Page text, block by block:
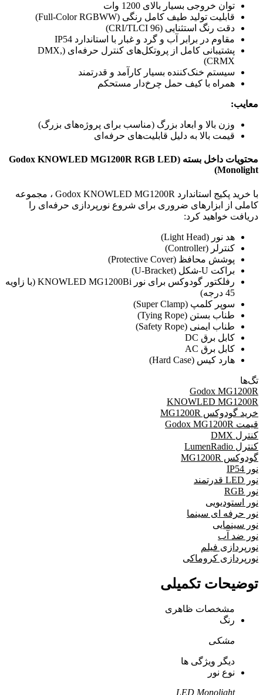
توان خروجی بسیار بالای 1200 وات
قابلیت تولید طیف کامل رنگی (Full-Color RGBWW)
دقت رنگ استثنایی (CRI/TLCI 96)
مقاوم در برابر آب و گرد و غبار با استاندارد IP54
پشتیبانی کامل از پروتکل‌های کنترل حرفه‌ای (DMX,
CRMX)
سیستم خنک‌کننده بسیار کارآمد و قدرتمند
همراه با کیف حمل چرخ‌دار مستحکم
معایب:
وزن بالا و ابعاد بزرگ (مناسب برای پروژه‌های بزرگ)
قیمت بالا به دلیل قابلیت‌های حرفه‌ای
محتویات داخل بسته (Godox KNOWLED MG1200R RGB LED
Monolight)
با خرید پکیج استاندارد Godox KNOWLED MG1200R ، مجموعه
کاملی از ابزارهای ضروری برای شروع نورپردازی حرفه‌ای را
دریافت خواهید کرد:
هد نور (Light Head)
کنترلر (Controller)
پوشش محافظ (Protective Cover)
براکت U-شکل (U-Bracket)
رفلکتور گودوکس برای نور KNOWLED MG1200Bi (با زاویه
45 درجه)
سوپر کلمپ (Super Clamp)
طناب بستن (Tying Rope)
طناب ایمنی (Safety Rope)
کابل برق DC
کابل برق AC
هارد کیس (Hard Case)
تگ‌ها
Godox MG1200R
KNOWLED MG1200R
خرید گودوکس MG1200R
قیمت Godox MG1200R
کنترل DMX
کنترل LumenRadio
گودوکس MG1200R
نور IP54
نور LED قدرتمند
نور RGB
نور استودیویی
نور حرفه ای سینما
نور سینمایی
نور ضد آب
نورپردازی فیلم
نورپردازی کروماکی
توضیحات تکمیلی
مشخصات ظاهری
رنگ
مشکی
دیگر ویژگی ها
نوع نور
LED Monolight